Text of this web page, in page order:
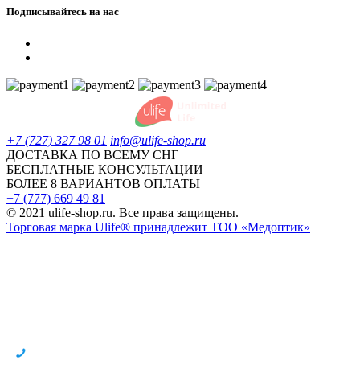
Подписывайтесь на нас
+7 (727) 327 98 01 info@ulife-shop.ru
ДОСТАВКА ПО ВСЕМУ СНГ
БЕСПЛАТНЫЕ КОНСУЛЬТАЦИИ
БОЛЕЕ 8 ВАРИАНТОВ ОПЛАТЫ
+7 (777) 669 49 81
© 2021 ulife-shop.ru. Все права защищены.
Торговая марка Ulife® принадлежит ТОО «Медоптик»